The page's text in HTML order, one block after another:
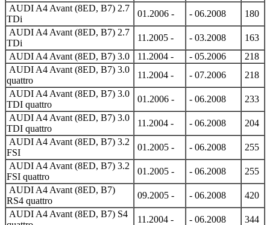
AUDI A4 Avant (8ED, B7) 2.7
TDi
01.2006 - - 06.2008
180
AUDI A4 Avant (8ED, B7) 2.7
TDi
11.2005 - - 03.2008
163
AUDI A4 Avant (8ED, B7) 3.0
11.2004 - - 05.2006
218
AUDI A4 Avant (8ED, B7) 3.0
quattro
11.2004 - - 07.2006
218
AUDI A4 Avant (8ED, B7) 3.0
TDI quattro
01.2006 - - 06.2008
233
AUDI A4 Avant (8ED, B7) 3.0
TDI quattro
11.2004 - - 06.2008
204
AUDI A4 Avant (8ED, B7) 3.2
FSI
01.2005 - - 06.2008
255
AUDI A4 Avant (8ED, B7) 3.2
FSI quattro
01.2005 - - 06.2008
255
AUDI A4 Avant (8ED, B7)
RS4 quattro
09.2005 - - 06.2008
420
AUDI A4 Avant (8ED, B7) S4
11.2004 - - 06.2008
344